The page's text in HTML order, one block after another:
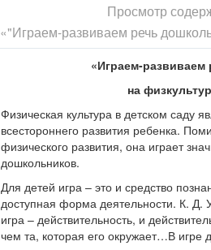
Просмотр
«"Играем-развиваем речь
«Играем-
на
Физическая культура в детском саду
всестороннего развития ребенка.
физического развития, она играет
дошкольников.
Для детей игра – это и средство
доступная форма деятельности. К. Д.
игра – действительность, и
чем та, которая его окружает…В игре